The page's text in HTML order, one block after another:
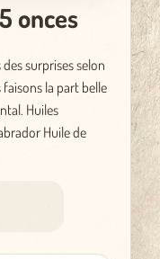
onces
surprises selon
faisons la part belle
Huiles
Huile de